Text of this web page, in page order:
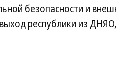
безопасности и
республики из